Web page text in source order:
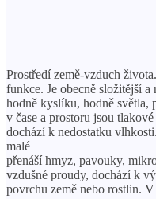
Prostředí země-vzduch
funkce. Je obecně složitější
hodně kyslíku, hodně světla,
v čase a prostoru jsou
dochází k nedostatku
malé
přenáší hmyz, pavouky,
vzdušné proudy, dochází k
povrchu země nebo rostlin.